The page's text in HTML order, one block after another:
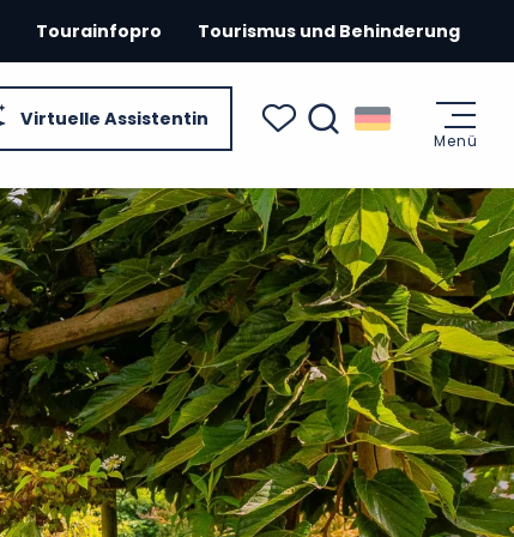
Virtuelle Assistentin
Tourainfopro Tourismus und Behinderung
Menü